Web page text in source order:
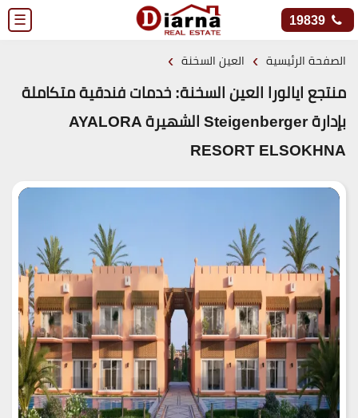
☰ 19839
الصفحة الرئيسية › العين السخنة ›
منتجع ايالورا العين السخنة: خدمات فندقية متكاملة
بإدارة Steigenberger الشهيرة AYALORA
RESORT ELSOKHNA